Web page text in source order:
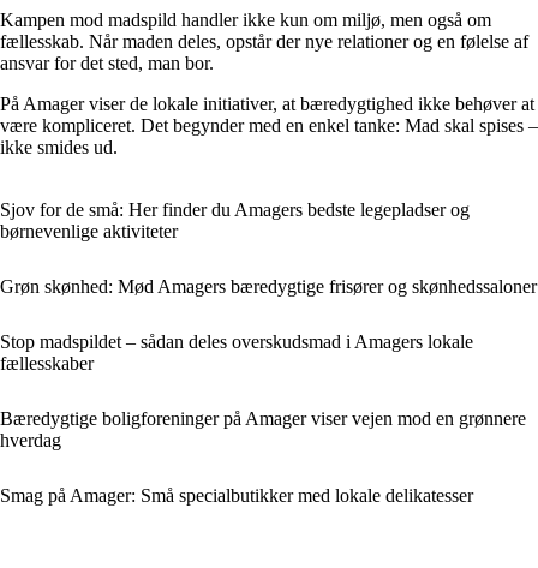
Kampen mod madspild handler ikke kun om miljø, men også om
fællesskab. Når maden deles, opstår der nye relationer og en følelse af
ansvar for det sted, man bor.
På Amager viser de lokale initiativer, at bæredygtighed ikke behøver at
være kompliceret. Det begynder med en enkel tanke: Mad skal spises –
ikke smides ud.
Sjov for de små: Her finder du Amagers bedste legepladser og
børnevenlige aktiviteter
Grøn skønhed: Mød Amagers bæredygtige frisører og skønhedssaloner
Stop madspildet – sådan deles overskudsmad i Amagers lokale
fællesskaber
Bæredygtige boligforeninger på Amager viser vejen mod en grønnere
hverdag
Smag på Amager: Små specialbutikker med lokale delikatesser